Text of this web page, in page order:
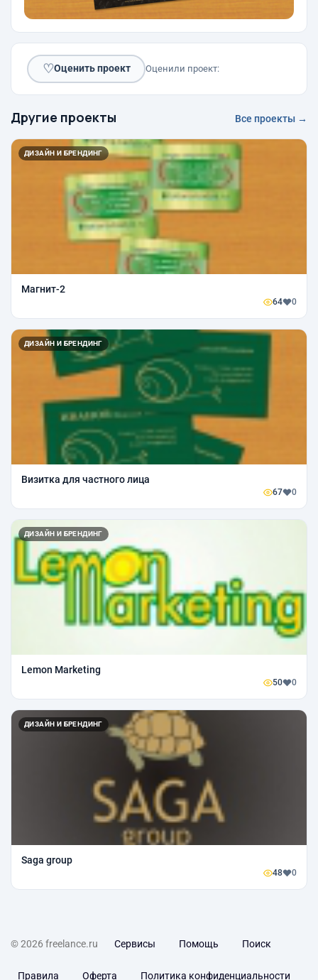
♡Оценить проект Оценили проект:
Другие проекты Все проекты →
ДИЗАЙН И БРЕНДИНГ
Магнит-2
64 0
ДИЗАЙН И БРЕНДИНГ
Визитка для частного лица
67 0
ДИЗАЙН И БРЕНДИНГ
Lemon Marketing
50 0
ДИЗАЙН И БРЕНДИНГ
Saga group
48 0
© 2026 freelance.ru Сервисы Помощь Поиск
Правила Оферта Политика конфиденциальности